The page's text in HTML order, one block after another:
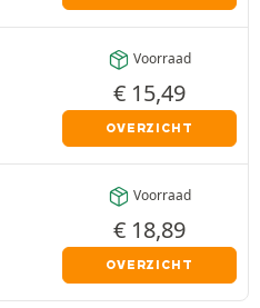
Voorraad
€ 15,49
OVERZICHT
Voorraad
€ 18,89
OVERZICHT